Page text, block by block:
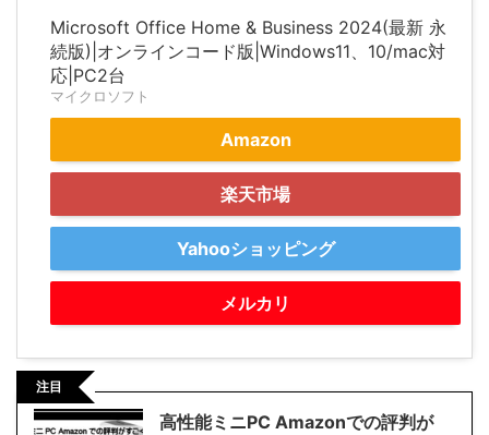
Microsoft Office Home & Business 2024(最新 永
続版)|オンラインコード版|Windows11、10/mac対
応|PC2台
マイクロソフト
Amazon
楽天市場
Yahooショッピング
メルカリ
注目
高性能ミニPC Amazonでの評判が